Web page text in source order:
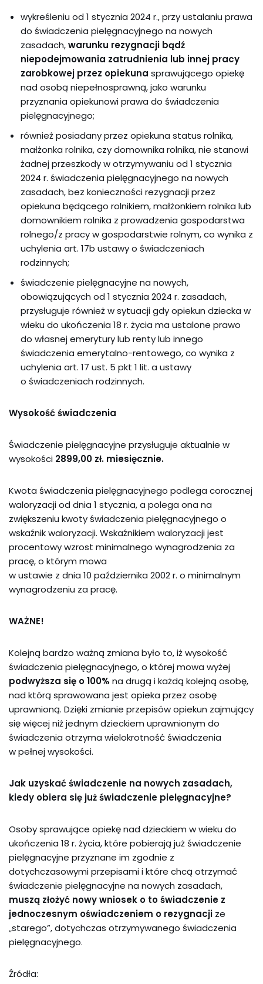
wykreśleniu od 1 stycznia 2024 r., przy ustalaniu prawa
do świadczenia pielęgnacyjnego na nowych
zasadach,warunku rezygnacji bądź
niepodejmowania zatrudnienia lub innej pracy
zarobkowej przez opiekuna sprawującego opiekę
nad osobą niepełnosprawną, jako warunku
przyznania opiekunowi prawa do świadczenia
pielęgnacyjnego;
również posiadany przez opiekuna status rolnika,
małżonka rolnika, czy domownika rolnika, nie stanowi
żadnej przeszkody w otrzymywaniu od 1 stycznia
2024 r. świadczenia pielęgnacyjnego na nowych
zasadach, bez konieczności rezygnacji przez
opiekuna będącego rolnikiem, małżonkiem rolnika lub
domownikiem rolnika z prowadzenia gospodarstwa
rolnego/z pracy w gospodarstwie rolnym, co wynika z
uchylenia art. 17b ustawy o świadczeniach
rodzinnych;
świadczenie pielęgnacyjne na nowych,
obowiązujących od 1 stycznia 2024 r. zasadach,
przysługuje również w sytuacji gdy opiekun dziecka w
wieku do ukończenia 18 r. życia ma ustalone prawo
do własnej emerytury lub renty lub innego
świadczenia emerytalno-rentowego, co wynika z
uchylenia art. 17 ust. 5 pkt 1 lit. a ustawy
o świadczeniach rodzinnych.
Wysokość świadczenia
Świadczenie pielęgnacyjne przysługuje aktualnie w
wysokości 2899,00 zł. miesięcznie.
Kwota świadczenia pielęgnacyjnego podlega corocznej
waloryzacji od dnia 1 stycznia, a polega ona na
zwiększeniu kwoty świadczenia pielęgnacyjnego o
wskaźnik waloryzacji. Wskaźnikiem waloryzacji jest
procentowy wzrost minimalnego wynagrodzenia za
pracę, o którym mowa
w ustawie z dnia 10 października 2002 r. o minimalnym
wynagrodzeniu za pracę.
WAŻNE!
Kolejną bardzo ważną zmiana było to, iż wysokość
świadczenia pielęgnacyjnego, o której mowa wyżej
podwyższa się o 100% na drugą i każdą kolejną osobę,
nad którą sprawowana jest opieka przez osobę
uprawnioną. Dzięki zmianie przepisów opiekun zajmujący
się więcej niż jednym dzieckiem uprawnionym do
świadczenia otrzyma wielokrotność świadczenia
w pełnej wysokości.
Jak uzyskać świadczenie na nowych zasadach,
kiedy obiera się już świadczenie pielęgnacyjne?
Osoby sprawujące opiekę nad dzieckiem w wieku do
ukończenia 18 r. życia, które pobierają już świadczenie
pielęgnacyjne przyznane im zgodnie z
dotychczasowymi przepisami i które chcą otrzymać
świadczenie pielęgnacyjne na nowych zasadach,
muszą złożyć nowy wniosek o to świadczenie z
jednoczesnym oświadczeniem o rezygnacji ze
„starego”, dotychczas otrzymywanego świadczenia
pielęgnacyjnego.
Źródła: